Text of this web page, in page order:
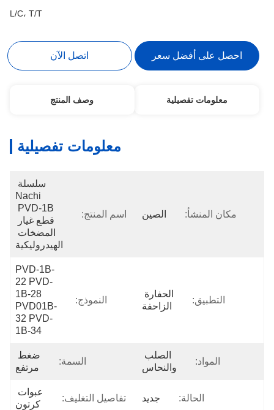
L/C، T/T
احصل على أفضل سعر اتصل الآن
معلومات تفصيلية وصف المنتج
معلومات تفصيلية
مكان المنشأ: الصين اسم المنتج:
سلسلة
Nachi
PVD-1B
قطع غيار
المضخات
الهيدروليكية
التطبيق:
الحفارة
الزاحفة
النموذج:
PVD-1B-
22 PVD-
1B-28
PVD01B-
32 PVD-
1B-34
المواد:
الصلب
والنحاس
السمة:
ضغط
مرتفع
الحالة: جديد تفاصيل التغليف:
عبوات
كرتون